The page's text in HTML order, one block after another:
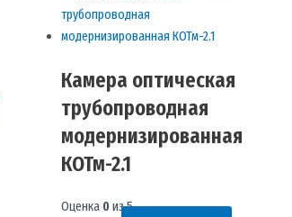
Камера оптическая
трубопроводная
модернизированная
КОТм-2.1
Оценка 0 из 5